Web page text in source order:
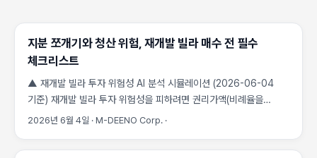
지분 쪼개기와 청산 위험, 재개발 빌라 매수 전 필수
체크리스트
▲ 재개발 빌라 투자 위험성 AI 분석 시뮬레이션 (2026-06-04
기준) 재개발 빌라 투자 위험성을 피하려면 권리가액(비례율을
적용한 내 실질 지분 가치)과 추가분담금(조합원 분양가에서
투자금이 적다는 이유로 노후 빌라를 매수했다가, 현금청산(조합원
2026년 6월 4일 · M-DEENO Corp.·